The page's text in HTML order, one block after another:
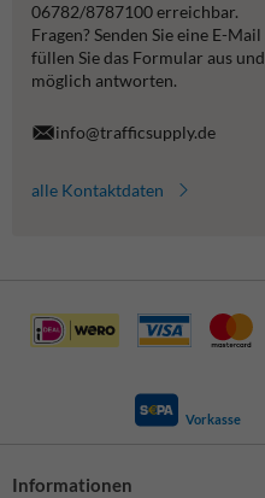
06782/8787100 erreichbar.
Fragen? Senden Sie eine E-Mail
füllen Sie das Formular aus
möglich antworten.
info@trafficsupply.de
alle Kontaktdaten
Vorkasse
Informationen